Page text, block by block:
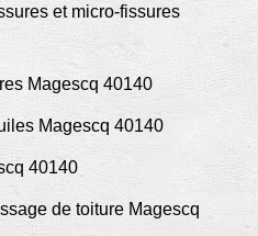
et micro-fissures
Magescq 40140
Magescq 40140
40140
de toiture Magescq